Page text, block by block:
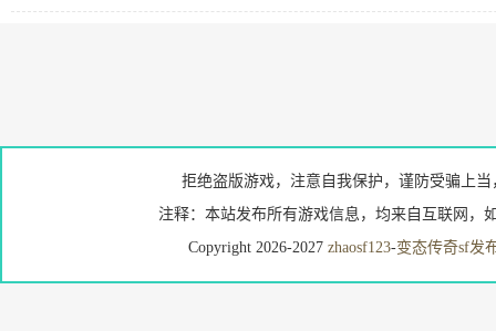
拒绝盗版游戏，注意自我保护，谨防受骗上
注释：本站发布所有游戏信息，均来自互联网，
Copyright 2026-2027 zhaosf123-变态传奇sf发